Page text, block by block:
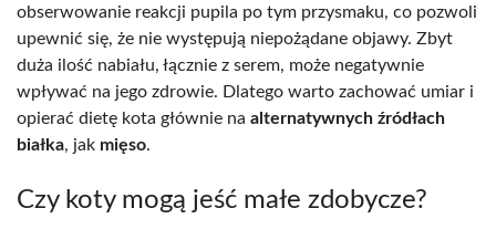
obserwowanie reakcji pupila po tym przysmaku, co pozwoli
upewnić się, że nie występują niepożądane objawy. Zbyt
duża ilość nabiału, łącznie z serem, może negatywnie
wpływać na jego zdrowie. Dlatego warto zachować umiar i
opierać dietę kota głównie na alternatywnych źródłach
białka, jak mięso.
Czy koty mogą jeść małe zdobycze?